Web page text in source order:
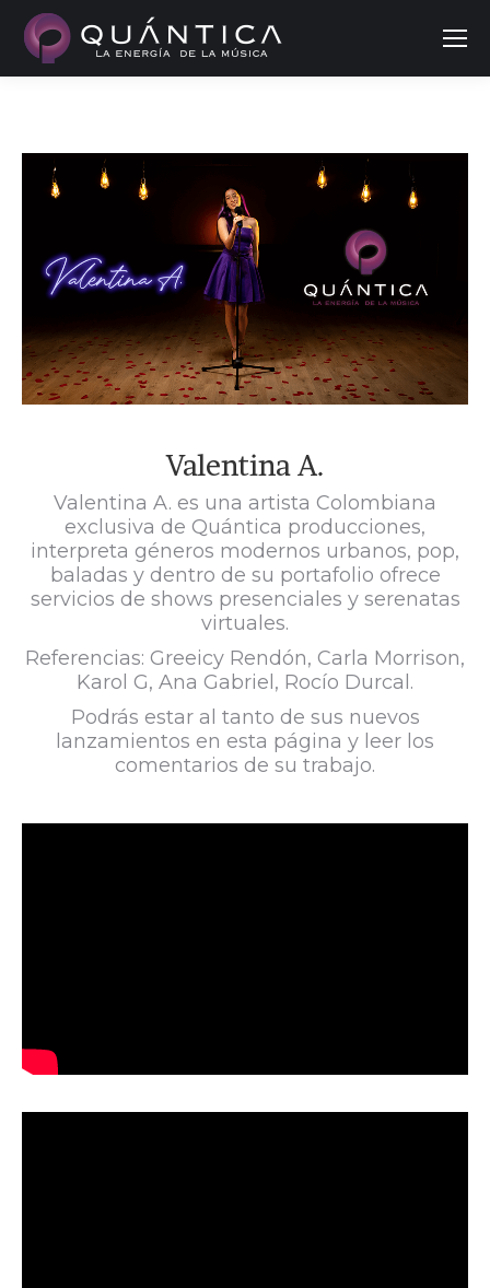
Buscar:
Valentina A.
Valentina A. es una artista Colombiana
exclusiva de Quántica producciones,
interpreta géneros modernos urbanos, pop,
baladas y dentro de su portafolio ofrece
servicios de shows presenciales y serenatas
virtuales.
Referencias: Greeicy Rendón, Carla Morrison,
Karol G, Ana Gabriel, Rocío Durcal.
Podrás estar al tanto de sus nuevos
lanzamientos en esta página y leer los
comentarios de su trabajo.